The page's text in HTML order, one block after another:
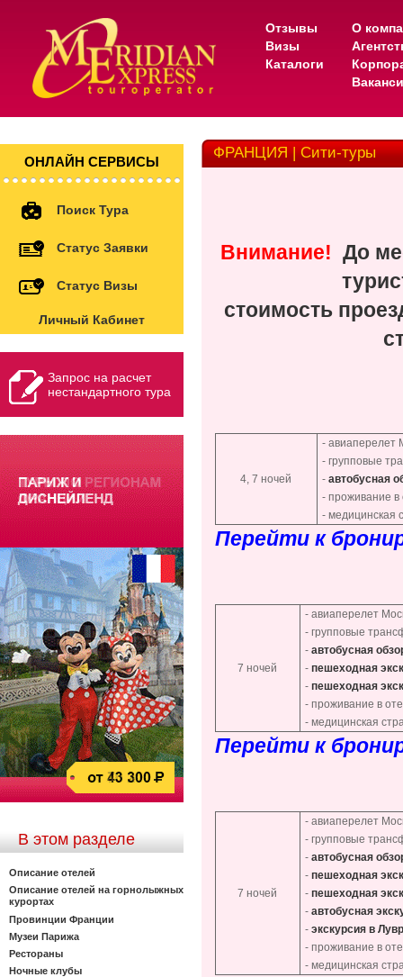
Отзывы
Визы
Каталоги
О
ОНЛАЙН СЕРВИСЫ
Поиск Тура
Статус Заявки
Статус Визы
Личный Кабинет
Запрос на расчет
нестандартного тура
В этом разделе
Описание отелей
Описание отелей на горнолыжных
курортах
Провинции Франции
Музеи Парижа
Рестораны
Ночные клубы
ФРАНЦИЯ | Сити-туры
Внимание! До
стоимость
4, 7 ночей
- авиаперелет
- групповые
- автобусная
- проживание
- медицинская
Перейти к
7 ночей
- авиаперелет
- групповые
- автобусная
- пешеходная
- пешеходная
- проживание в
- медицинская
Перейти к
7 ночей
- авиаперелет
- групповые
- автобусная
- пешеходная
- пешеходная
- автобусная
- экскурсия в Лувр
- проживание в
- медицинская